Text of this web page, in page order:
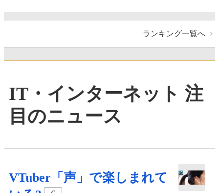
ランキング一覧へ
IT・インターネット 注
目のニュース
VTuber「声」で楽しまれて